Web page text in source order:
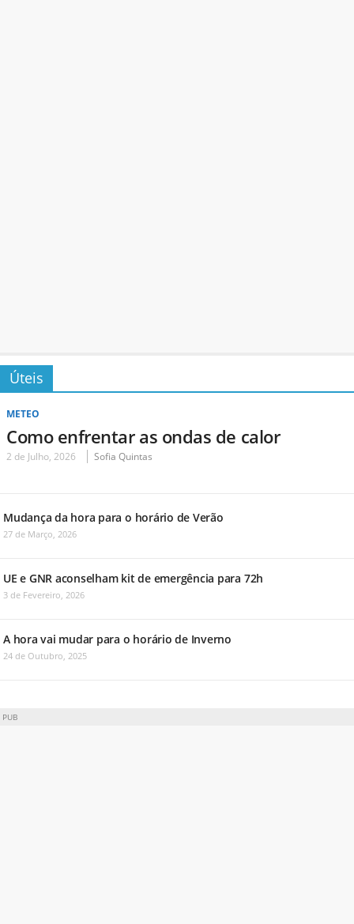
Úteis
METEO
Como enfrentar as ondas de calor
2 de Julho, 2026 Sofia Quintas
Mudança da hora para o horário de Verão
27 de Março, 2026
UE e GNR aconselham kit de emergência para 72h
3 de Fevereiro, 2026
A hora vai mudar para o horário de Inverno
24 de Outubro, 2025
PUB